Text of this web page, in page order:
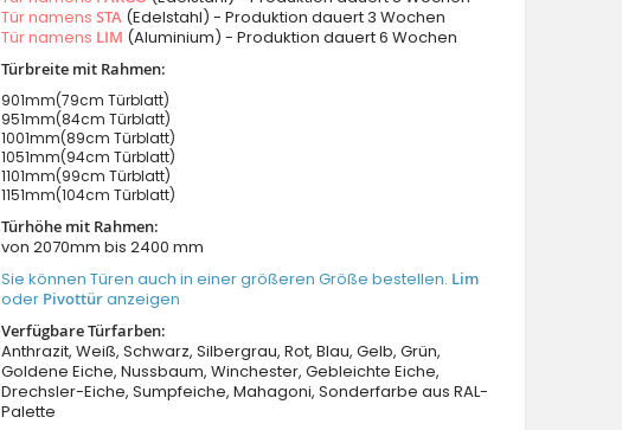
Tür namensSTA (Edelstahl) - Produktion dauert 3 Wochen
Tür namens LIM (Aluminium) - Produktion dauert 6 Wochen
Türbreite mit Rahmen:
901mm(79cm Türblatt)
951mm(84cm Türblatt)
1001mm(89cm Türblatt)
1051mm(94cm Türblatt)
1101mm(99cm Türblatt)
1151mm(104cm Türblatt)
Türhöhe mit Rahmen:
von 2070mm bis 2400 mm
Sie können Türen auch in einer größeren Größe bestellen. Lim
oder Pivottüranzeigen
Verfügbare Türfarben:
Anthrazit, Weiß, Schwarz, Silbergrau, Rot, Blau, Gelb, Grün,
Goldene Eiche, Nussbaum, Winchester, Gebleichte Eiche,
Drechsler-Eiche, Sumpfeiche, Mahagoni, Sonderfarbe aus RAL-
Palette